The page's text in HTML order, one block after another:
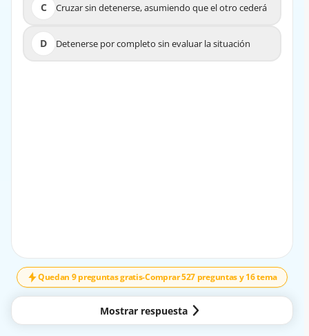
C Cruzar sin detenerse, asumiendo que el otro cederá
D Detenerse por completo sin evaluar la situación
C
Cruzar sin detenerse, asumiendo que el otro cederá
Detenerse por completo sin evaluar la situación
Quedan 9 preguntas gratis-Comprar 527 preguntas y 16 tema
Mostrar respuesta